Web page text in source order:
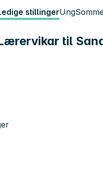
stillingerUng
til